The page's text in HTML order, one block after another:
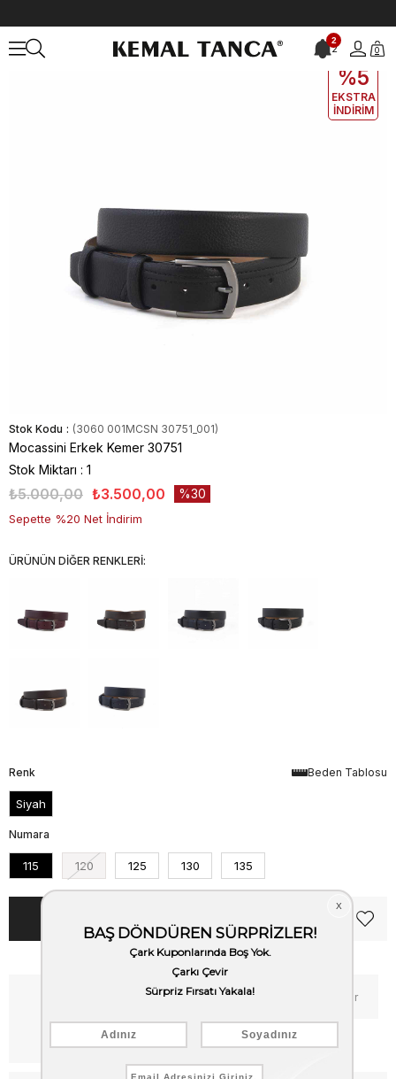
2
2 0
EKLE5
%5
EKSTRA
İNDİRİM
Stok Kodu (3060 001MCSN 30751_001)
Mocassini Erkek Kemer 30751
Stok Miktarı : 1
₺5.000,00 ₺3.500,00 30
Sepette %20 Net İndirim
ÜRÜNÜN DİĞER RENKLERİ:
Beden Tablosu
Renk
Siyah
Numara
115 120 125 130 135
Fiyat Düşünce Haber Ver
Kargo Bedava